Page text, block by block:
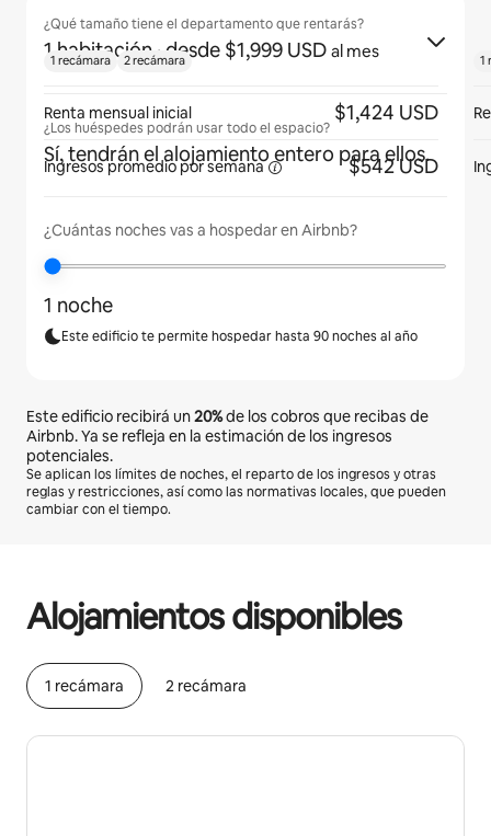
¿Qué tamaño tiene el departamento que rentarás?
1 habitación · desde $1,999 USD al mes
¿Los huéspedes podrán usar todo el espacio?
Sí, tendrán el alojamiento entero para ellos.
¿Cuántas noches vas a hospedar en Airbnb?
1 noche
Este edificio te permite hospedar hasta 90 noches al año
Este edificio recibirá un20%de los cobros que recibas de
Airbnb. Ya se refleja en la estimación de los ingresos
potenciales.
Se aplican los límites de noches, el reparto de los ingresos y otras
reglas y restricciones, así como las normativas locales, que pueden
cambiar con el tiempo.
Alojamientos disponibles
1 recámara 2 recámara
1 recámara 2 recámara
Renta mensual inicial $1,424 USD
Ingresos promedio porsemana $542 USD
1